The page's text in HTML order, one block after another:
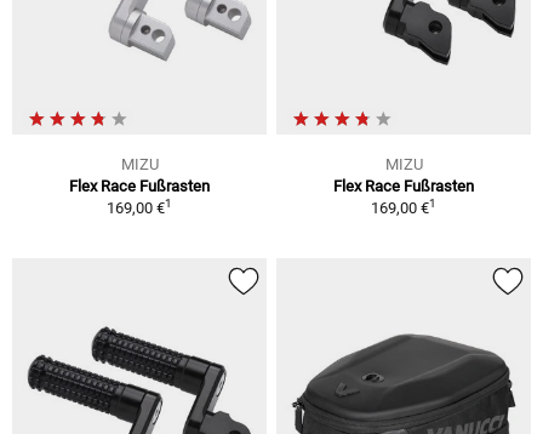
MIZU
Flex Race Fußrasten
169,00 €1
MIZU
Flex Race Fußrasten
169,00 €1